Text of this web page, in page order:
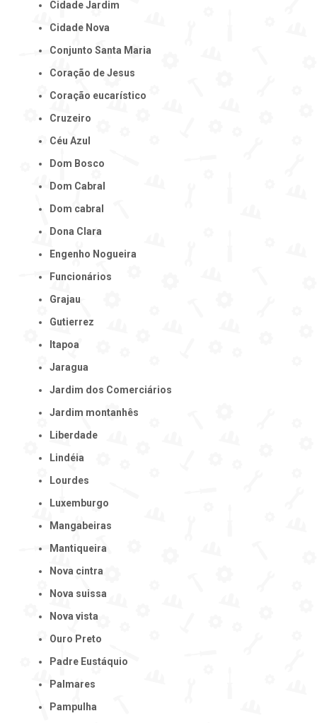
Cidade Jardim
Cidade Nova
Conjunto Santa Maria
Coração de Jesus
Coração eucarístico
Cruzeiro
Céu Azul
Dom Bosco
Dom Cabral
Dom cabral
Dona Clara
Engenho Nogueira
Funcionários
Grajau
Gutierrez
Itapoa
Jaragua
Jardim dos Comerciários
Jardim montanhês
Liberdade
Lindéia
Lourdes
Luxemburgo
Mangabeiras
Mantiqueira
Nova cintra
Nova suissa
Nova vista
Ouro Preto
Padre Eustáquio
Palmares
Pampulha